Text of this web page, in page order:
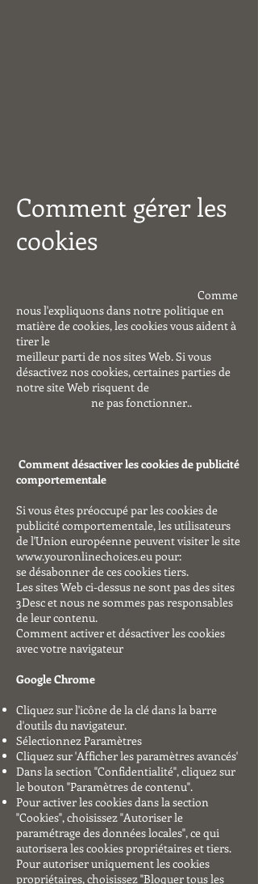
Comment gérer les
cookies
Comme
nous l'expliquons dans notre politique en
matière de cookies, les cookies vous aident à
tirer le
meilleur parti de nos sites Web. Si vous
désactivez nos cookies, certaines parties de
notre site Web risquent de
ne pas fonctionner..
Comment désactiver les cookies de publicité
comportementale
Si vous êtes préoccupé par les cookies de
publicité comportementale, les utilisateurs
de l'Union européenne peuvent visiter le site
www.youronlinechoices.eupour:
se désabonner de ces cookies tiers.
Les sites Web ci-dessus ne sont pas des sites
3Desc et nous ne sommes pas responsables
de leur contenu.
Comment activer et désactiver les cookies
avec votre navigateur
Google Chrome
Cliquez sur l'icône de la clé dans la barre
d'outils du navigateur.
Sélectionnez Paramètres
Cliquez sur 'Afficher les paramètres avancés'
Dans la section "Confidentialité", cliquez sur
le bouton "Paramètres de contenu".
Pour activer les cookies dans la section
"Cookies", choisissez "Autoriser le
paramétrage des données locales", ce qui
autorisera les cookies propriétaires et tiers.
Pour autoriser uniquement les cookies
propriétaires, choisissez "Bloquer tous les